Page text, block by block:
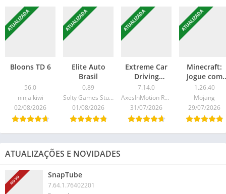
ATUALIZADA
Bloons TD 6
56.0
ninja kiwi
02/08/2026
ATUALIZADA
Elite Auto
Brasil
0.89
Solty Games Studio
01/08/2026
ATUALIZADA
Extreme Car
Driving
Simulator
7.14.0
AxesInMotion Racing
31/07/2026
ATUALIZADA
Minecraft:
Jogue com
amigos
1.26.40
Mojang
29/07/2026
ATUALIZAÇÕES E NOVIDADES
NOVO SnapTube
7.64.1.76402201